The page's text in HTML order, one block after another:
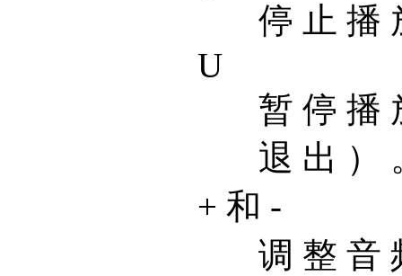
停 止 播
U
暂 停 播
退 出 ）
+ 和 -
调 整 音